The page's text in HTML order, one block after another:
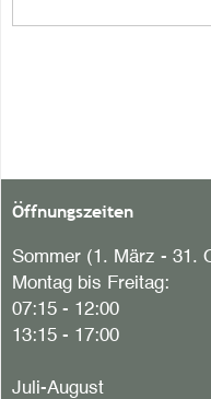
Öffnungszeiten
Sommer (1. März - 31.
Montag bis Freitag:
07:15 - 12:00
13:15 - 17:00
Juli-August